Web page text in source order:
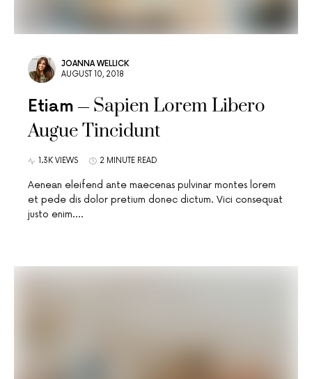
JOANNA WELLICK
AUGUST 10, 2018
Etiam
Sapien Lorem Libero
Augue Tincidunt
1.3K VIEWS 2 MINUTE READ
Aenean eleifend ante maecenas pulvinar montes lorem
et pede dis dolor pretium donec dictum. Vici consequat
justo enim.…